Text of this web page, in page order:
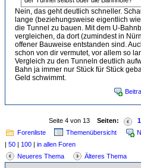
Nein, das geht deutlich schneller.
lange (beziehungsweise eigentlich
die Tunnel zu bauen. Mit dem U-
vergleichen, da dort (zumindest in
offener Bauweise entstanden sind.
schon von dir vermutet, vor allem so
Vergleich zu den Tunneln deutlich
Bahn ja immer nur Stück für Stück
Geld schwimmt.
Seite 4 von 13 Seiten: 1
Forenliste
Themenübersicht
| 50 | 100 | in allen Foren
Neueres Thema
Älteres Thema